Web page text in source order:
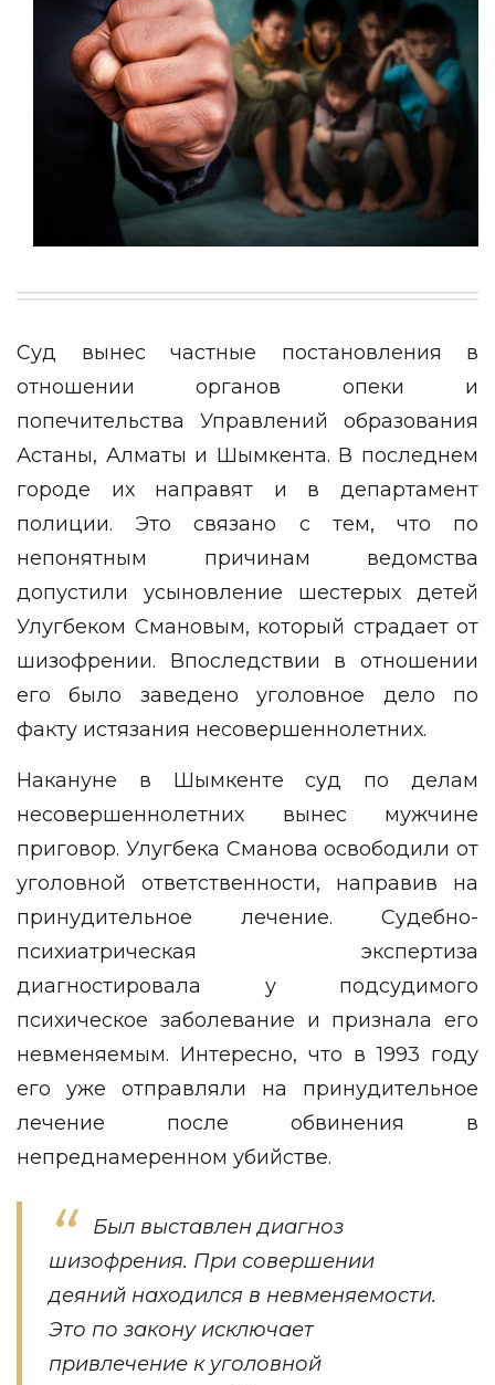
Суд вынес частные постановления в
отношении органов опеки и
попечительства Управлений образования
Астаны, Алматы и Шымкента. В последнем
городе их направят и в департамент
полиции. Это связано с тем, что по
непонятным причинам ведомства
допустили усыновление шестерых детей
Улугбеком Смановым, который страдает от
шизофрении. Впоследствии в отношении
его было заведено уголовное дело по
факту истязания несовершеннолетних.
Накануне в Шымкенте суд по делам
несовершеннолетних вынес мужчине
приговор. Улугбека Сманова освободили от
уголовной ответственности, направив на
принудительное лечение. Судебно-
психиатрическая экспертиза
диагностировала у подсудимого
психическое заболевание и признала его
невменяемым. Интересно, что в 1993 году
его уже отправляли на принудительное
лечение после обвинения в
непреднамеренном убийстве.
Был выставлен диагноз
шизофрения. При совершении
деяний находился в невменяемости.
Это по закону исключает
привлечение к уголовной